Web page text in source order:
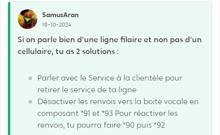
SamusAran
16-10-2024
Si on parle bien d'une ligne filaire et non pas d'un
cellulaire, tu as 2 solutions :
Parler avec le Service à la clientèle pour
retirer le service de ta ligne
Désactiver les renvois vers la boite vocale en
composant *91 et *93 Pour réactiver les
renvois, tu pourra faire *90 puis *92